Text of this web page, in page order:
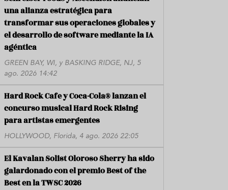
una alianza estratégica para
transformar sus operaciones globales y
el desarrollo de software mediante la IA
agéntica
GREEN BAY, WI, y BASKING RIDGE, NJ, 5
ago. 2026 14:42
Hard Rock Cafe y Coca-Cola® lanzan el
concurso musical Hard Rock Rising
para artistas emergentes
HOLLYWOOD, Florida, 4 ago. 2026 22:05
El Kavalan Solist Oloroso Sherry ha sido
galardonado con el premio Best of the
Best en la TWSC 2026